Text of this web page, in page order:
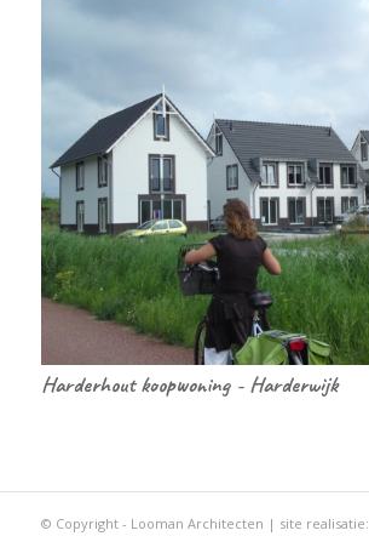
Harderhout koopwoning - Harderwijk
© Copyright - Looman Architecten | site realisatie: